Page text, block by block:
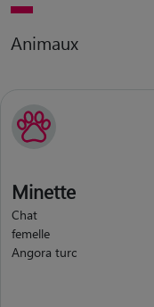
Animaux
Minette
Chat
femelle
Angora turc